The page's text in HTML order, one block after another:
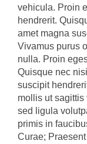
vehicula. Proin
hendrerit.
amet magna
Vivamus purus
nulla. Proin
Quisque nec
suscipit
mollis ut
sed ligula
primis in
Curae;